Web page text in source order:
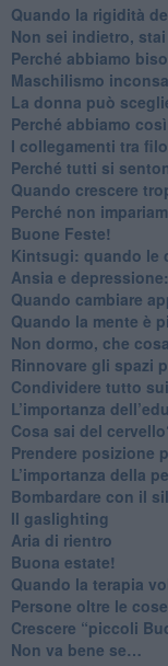
​Quando la rigidità
​Non sei indietro,
​Perché abbiamo
​Maschilismo
​La donna può
​Perché abbiamo
​I collegamenti tra
​Perché tutti si
​Quando crescere
​Perché non
​Buone Feste!
​Kintsugi: quando le
Ansia e
Quando cambiare
​Quando la mente è
Non dormo, che
​Rinnovare gli spazi
​Condividere tutto
​L’importanza
​Cosa sai del
Prendere posizione
L’importanza della
​Bombardare con il
Il gaslighting
Aria di rientro
Buona estate!
​Quando la terapia
​Persone oltre le cose
​Crescere “piccoli
Non va bene se…